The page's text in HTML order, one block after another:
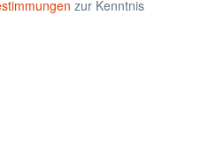
zur Kenntnis